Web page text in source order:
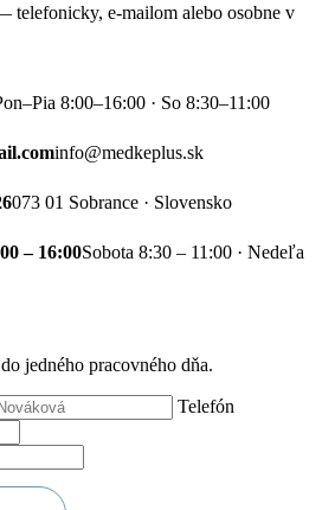
telefonicky, e-mailom alebo osobne v
8:00–16:00 · So 8:30–11:00
info@medkeplus.sk
073 01 Sobrance · Slovensko
– 16:00Sobota 8:30 – 11:00 · Nedeľa
jedného pracovného dňa.
Telefón